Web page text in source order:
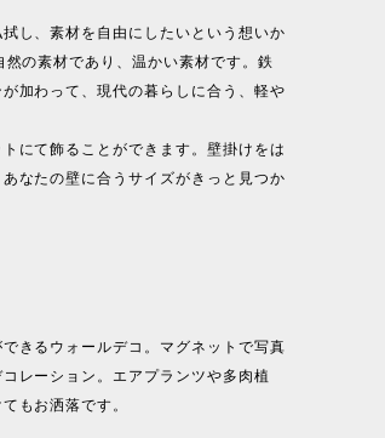
し、素材を自由にしたいという想いか
の素材であり、温かい素材です。鉄
加わって、現代の暮らしに合う、軽や
にて飾ることができます。壁掛けをは
なたの壁に合うサイズがきっと見つか
きるウォールデコ。マグネットで写真
レーション。エアプランツや多肉植
もお洒落です。